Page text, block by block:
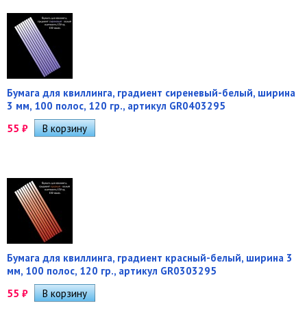
Бумага для квиллинга, градиент сиреневый-белый, ширина
3 мм, 100 полос, 120 гр., артикул GR0403295
55 ₽
Бумага для квиллинга, градиент красный-белый, ширина 3
мм, 100 полос, 120 гр., артикул GR0303295
55 ₽